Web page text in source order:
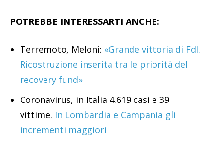
POTREBBE INTERESSARTI ANCHE:
Terremoto, Meloni: «Grande vittoria di FdI.
Ricostruzione inserita tra le priorità del
recovery fund»
Coronavirus, in Italia 4.619 casi e 39
vittime. In Lombardia e Campania gli
incrementi maggiori